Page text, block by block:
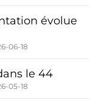
évolue
06-18
le 44
05-18